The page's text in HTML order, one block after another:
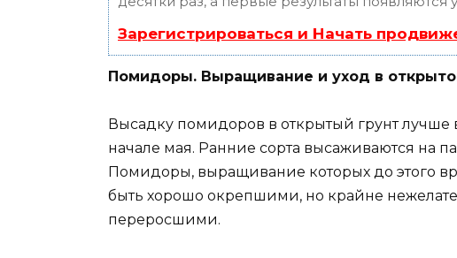
Зарегистрироваться и Начать
Помидоры. Выращивание и уход в
Высадку помидоров в открытый грунт лучше
начале мая. Ранние сорта высаживаются на
Помидоры, выращивание которых до этого
быть хорошо окрепшими, но крайне
переросшими.